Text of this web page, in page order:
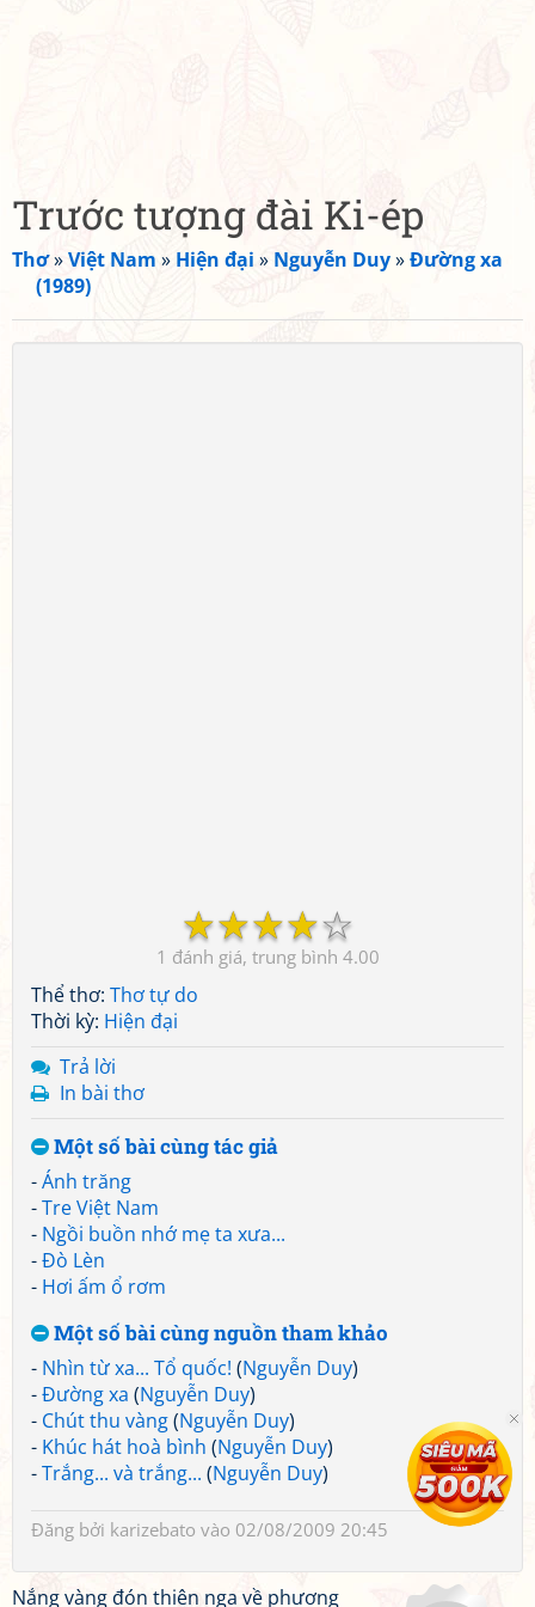
Trước tượng đài Ki-ép
Thơ»Việt Nam » Hiện đại » Nguyễn Duy»Đường xa
(1989)
☆
☆
☆
☆
☆
1 4.00
Thể thơ: Thơ tự do
Thời kỳ: Hiện đại
Trả lời
In bài thơ
Một số bài cùng tác giả
-Ánh trăng
-Tre Việt Nam
- Ngồi buồn nhớ mẹ ta xưa...
-Đò Lèn
- Hơi ấm ổ rơm
Một số bài cùng nguồn tham khảo
- Nhìn từ xa... Tổ quốc! (Nguyễn Duy)
-Đường xa (Nguyễn Duy)
- Chút thu vàng(Nguyễn Duy)
- Khúc hát hoà bình (Nguyễn Duy)
-Trắng... và trắng... (Nguyễn Duy)
Đăng bởi karizebato vào 02/08/2009 20:45
Nắng vàng đón thiên nga về phương